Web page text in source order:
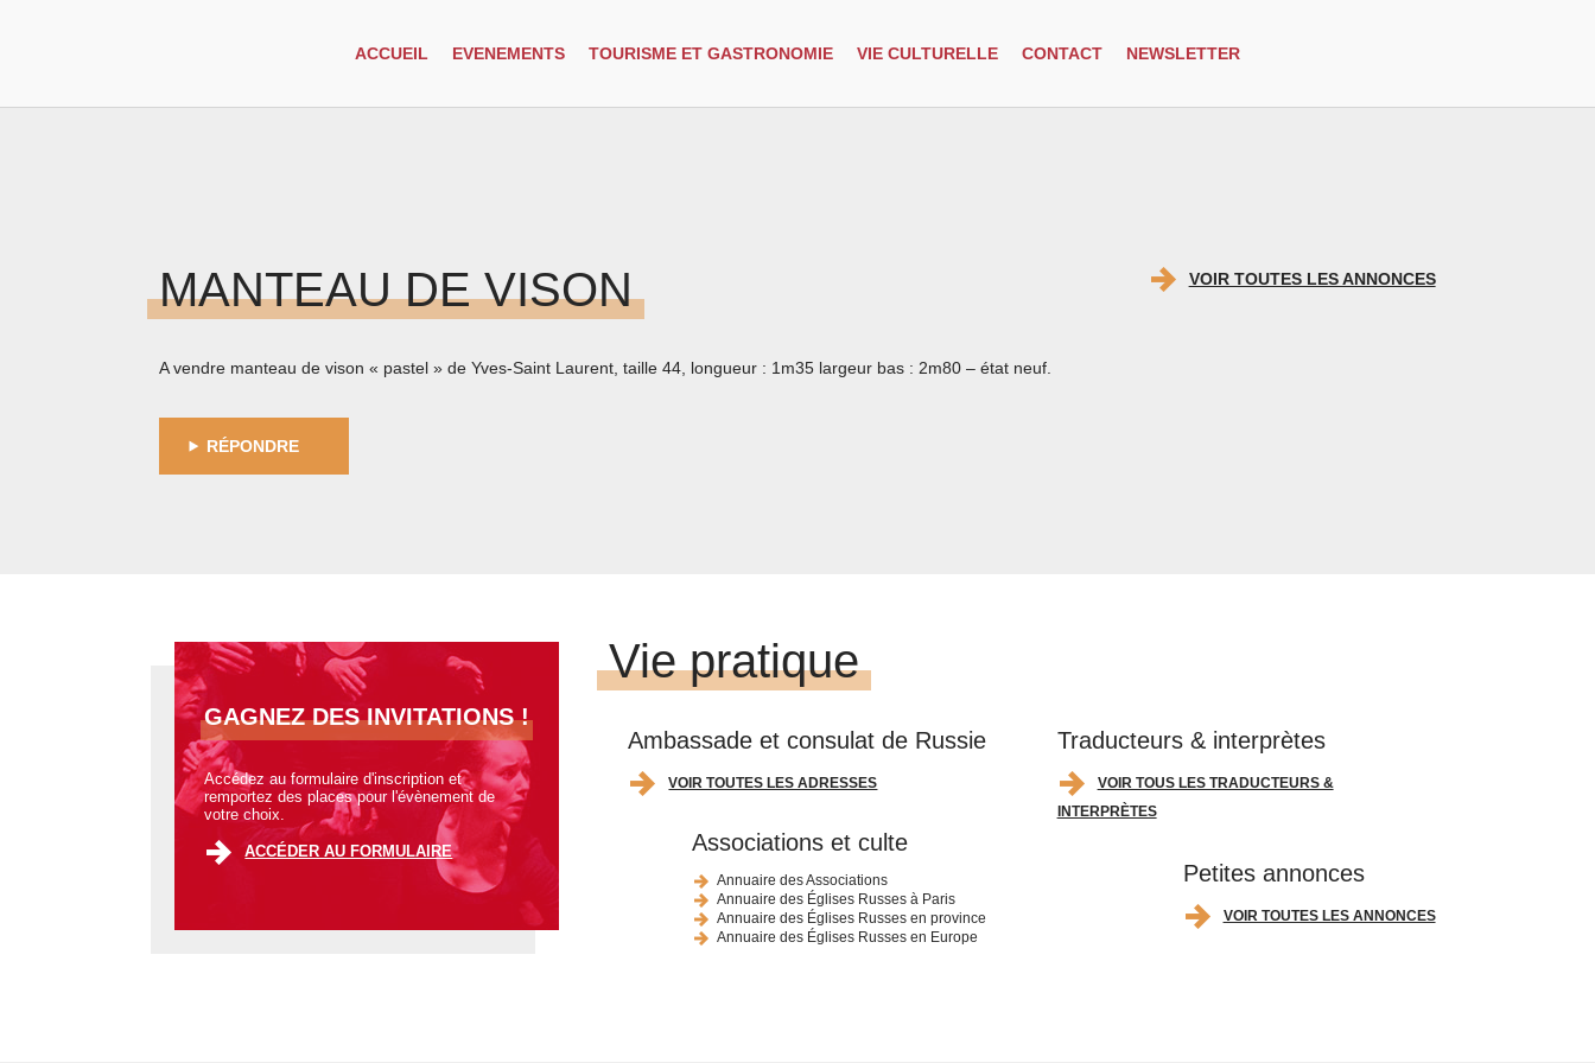
ACCUEIL EVENEMENTS TOURISME ET GASTRONOMIE VIE CULTURELLE CONTACT NEWSLETTER
MANTEAU DE VISON VOIR TOUTES LES ANNONCES
A vendre manteau de vison « pastel » de Yves-Saint Laurent, taille 44, longueur : 1m35 largeur bas : 2m80 – état neuf.
RÉPONDRE
GAGNEZ DES INVITATIONS !
Accédez au formulaire d'inscription et
remportez des places pour l'évènement de
votre choix.
ACCÉDER AU FORMULAIRE
Vie pratique
Ambassade et consulat de Russie
VOIR TOUTES LES ADRESSES
Associations et culte
Annuaire des Associations
Annuaire des Églises Russes à Paris
Annuaire des Églises Russes en province
Annuaire des Églises Russes en Europe
Traducteurs & interprètes
VOIR TOUS LES TRADUCTEURS &
INTERPRÈTES
Petites annonces
VOIR TOUTES LES ANNONCES